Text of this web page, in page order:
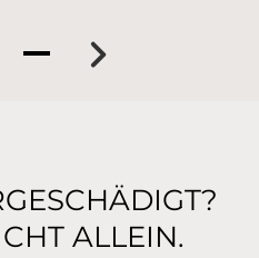
Next
ALLEIN.